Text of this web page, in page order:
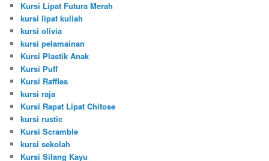
Kursi Lipat Futura Merah
kursi lipat kuliah
kursi olivia
kursi pelamainan
Kursi Plastik Anak
Kursi Puff
Kursi Raffles
kursi raja
Kursi Rapat Lipat Chitose
kursi rustic
Kursi Scramble
kursi sekolah
Kursi Silang Kayu